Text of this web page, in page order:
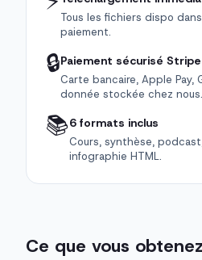
Tous les fichiers dispo
paiement.
🔒Paiement sécurisé Stripe
Carte bancaire, Apple Pay,
donnée stockée chez nous.
📚6 formats inclus
Cours, synthèse,
infographie HTML.
Ce que vous